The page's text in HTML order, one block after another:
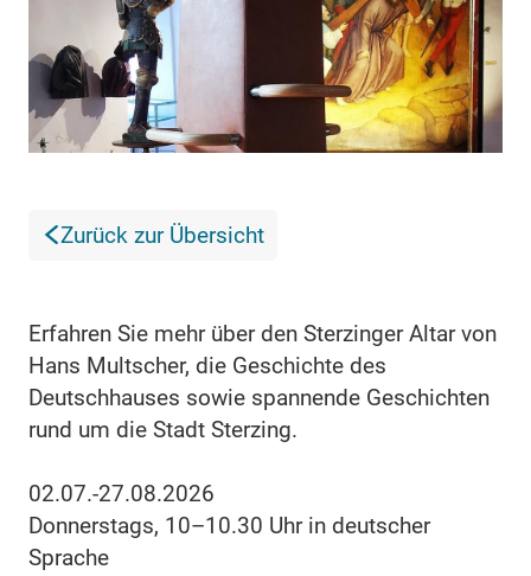
Zurück zur Übersicht
Erfahren Sie mehr über den Sterzinger Altar von
Hans Multscher, die Geschichte des
Deutschhauses sowie spannende Geschichten
rund um die Stadt Sterzing.
02.07.-27.08.2026
Donnerstags, 10–10.30 Uhr in deutscher
Sprache